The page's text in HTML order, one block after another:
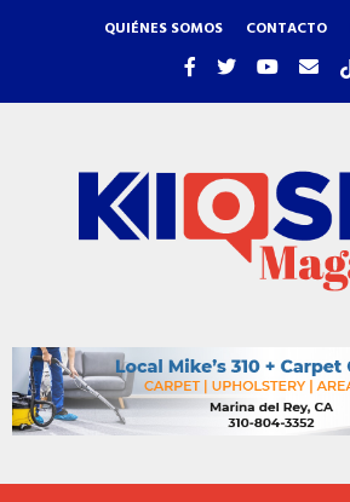
QUIÉNES SOMOS CONTACTO